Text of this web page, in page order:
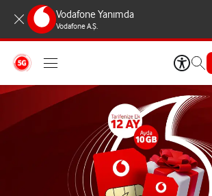
Vodafone Yanımda
Vodafone A.Ş.